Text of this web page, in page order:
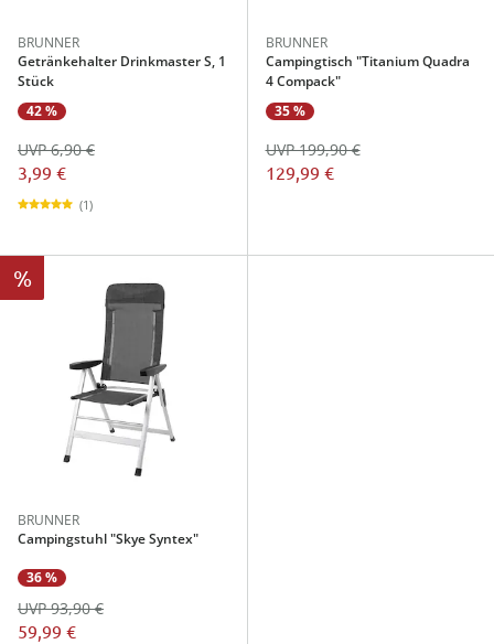
BRUNNER
Getränkehalter Drinkmaster S, 1
Stück
42 %
3,99 €
UVP 6,90 €
(1)
BRUNNER
Campingtisch "Titanium Quadra
4 Compack"
35 %
129,99 €
UVP 199,90 €
%
BRUNNER
Campingstuhl "Skye Syntex"
36 %
59,99 €
UVP 93,90 €